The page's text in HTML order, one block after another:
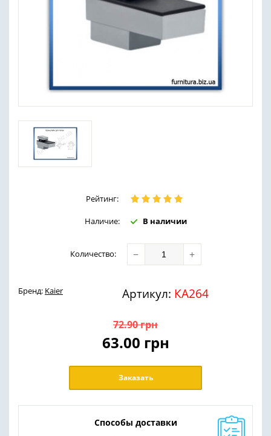
Рейтинг:
Наличие: В наличии
Количество: − +
Бренд: Kaier Артикул: КА264
72.90грн
63.00 грн
Заказать
Способы доставки